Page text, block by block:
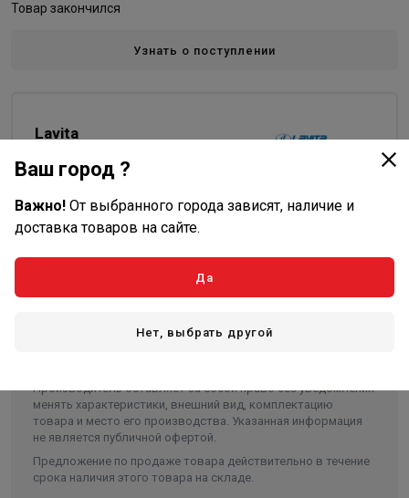
Товар закончился
Узнать о поступлении
Lavita
Характеристики
Вес в упаковке, кг 0.088
0.000075
Производитель оставляет за собой право без уведомления
менять характеристики, внешний вид, комплектацию
товара и место его производства. Указанная информация
не является публичной офертой.
Предложение по продаже товара действительно в течение
срока наличия этого товара на складе.
Ваш город ?
Важно! От выбранного города зависят, наличие и
доставка товаров на сайте.
Да
Нет, выбрать другой